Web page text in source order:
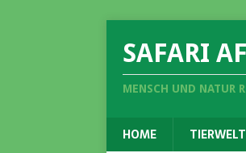
SAFARI
MENSCH UND NATUR
HOME TIERWELT